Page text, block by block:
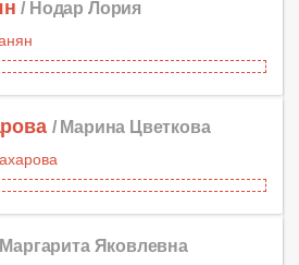
/ Нодар Лория
/ Марина Цветкова
Яковлевна